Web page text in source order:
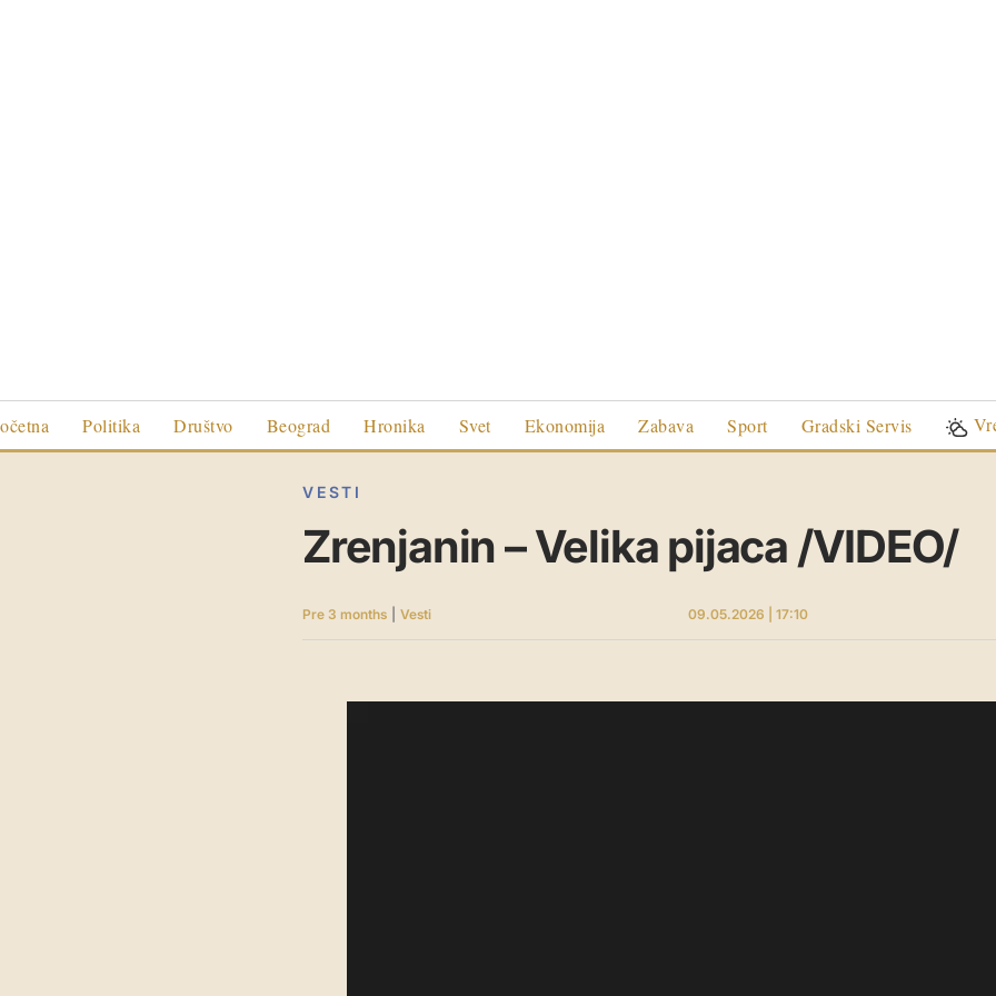
Politika Društvo Beograd Hronika Svet Ekonomija Zabava Sport Gradski Servis
VESTI
Zrenjanin – Velika pijaca /VIDEO/
Pre 3 months Vesti 09.05.2026 | 17:10